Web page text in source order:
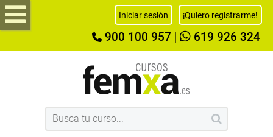
Iniciar sesión ¡Quiero registrarme!
900 100 957 619 926 324